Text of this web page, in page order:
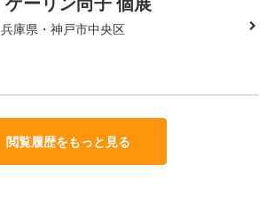
兵庫県・神戸市中央区
閲覧履歴をもっと見る